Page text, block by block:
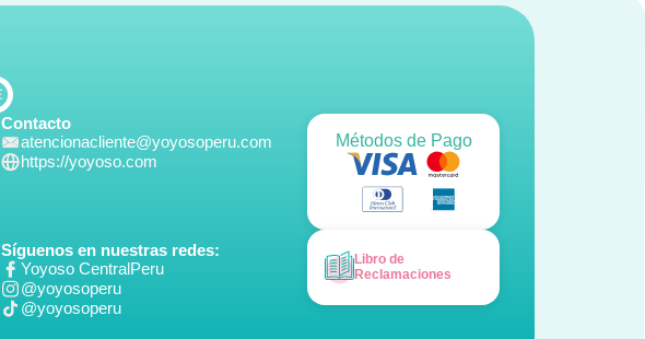
Contacto
atencionacliente@yoyosoperu.com
https://yoyoso.com
Síguenos en nuestras redes:
Yoyoso CentralPeru
@yoyosoperu
@yoyosoperu
Métodos de Pago
Libro de
Reclamaciones